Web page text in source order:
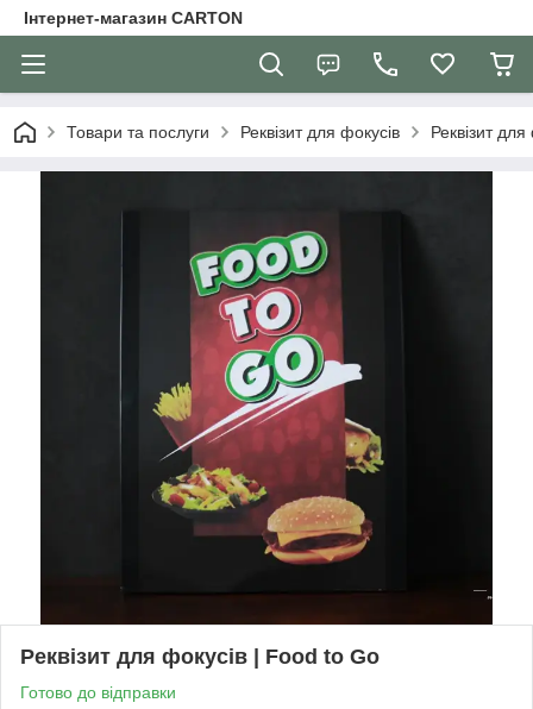
Інтернет-магазин CARTON
Товари та послуги Реквізит для фокусів Реквізит
Реквізит для фокусів | Food to Go
Готово до відправки